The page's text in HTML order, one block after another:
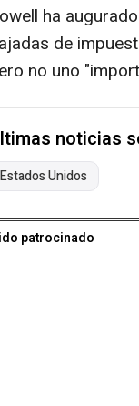
ha
de
no uno
noticias
Estados Unidos
patrocinado